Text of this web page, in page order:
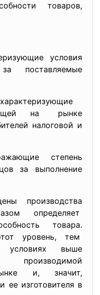
товаров,
условия
поставляемые
на рынке
налоговой и
степень
за выполнение
определяет
товара.
уровень, тем
выше
производимой
и, значит,
ее изготовителя в